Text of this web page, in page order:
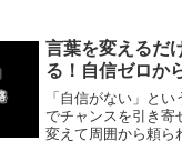
分で決めるための、
を紹介します。
言葉を変えるだ
る！自信ゼロか
「自信がない」と
でチャンスを引き寄
変えて周囲から頼ら